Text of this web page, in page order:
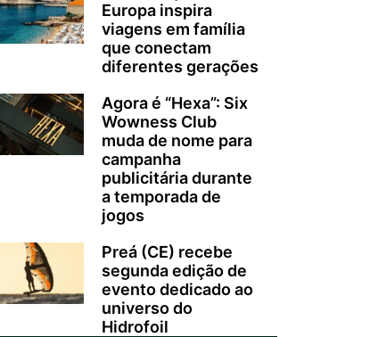
Europa inspira
viagens em família
que conectam
diferentes gerações
Agora é “Hexa”: Six
Wowness Club
muda de nome para
campanha
publicitária durante
a temporada de
jogos
Preá (CE) recebe
segunda edição de
evento dedicado ao
universo do
Hidrofoil